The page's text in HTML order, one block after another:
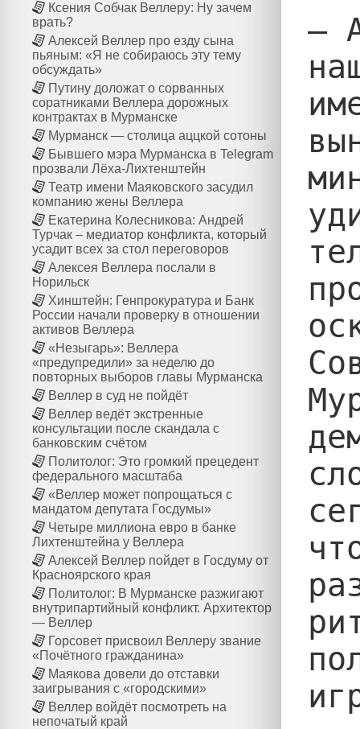
Ксения Собчак Веллеру: Ну зачем
врать?
Алексей Веллер про езду сына
пьяным: «Я не собираюсь эту тему
обсуждать»
Путину доложат о сорванных
соратниками Веллера дорожных
контрактах в Мурманске
Мурманск — столица аццкой сотоны
Бывшего мэра Мурманска в Telegram
прозвали Лёха-Лихтенштейн
Театр имени Маяковского засудил
компанию жены Веллера
Екатерина Колесникова: Андрей
Турчак – медиатор конфликта, который
усадит всех за стол переговоров
Алексея Веллера послали в
Норильск
Хинштейн: Генпрокуратура и Банк
России начали проверку в отношении
активов Веллера
«Незыгарь»: Веллера
«предупредили» за неделю до
повторных выборов главы Мурманска
Веллер в суд не пойдёт
Веллер ведёт экстренные
консультации после скандала с
банковским счётом
Политолог: Это громкий прецедент
федерального масштаба
«Веллер может попрощаться с
мандатом депутата Госдумы»
Четыре миллиона евро в банке
Лихтенштейна у Веллера
Алексей Веллер пойдет в Госдуму от
Красноярского края
Политолог: В Мурманске разжигают
внутрипартийный конфликт. Архитектор
— Веллер
Горсовет присвоил Веллеру звание
«Почётного гражданина»
Маякова довели до отставки
заигрывания с «городскими»
Веллер войдёт посмотреть на
непочатый край
—